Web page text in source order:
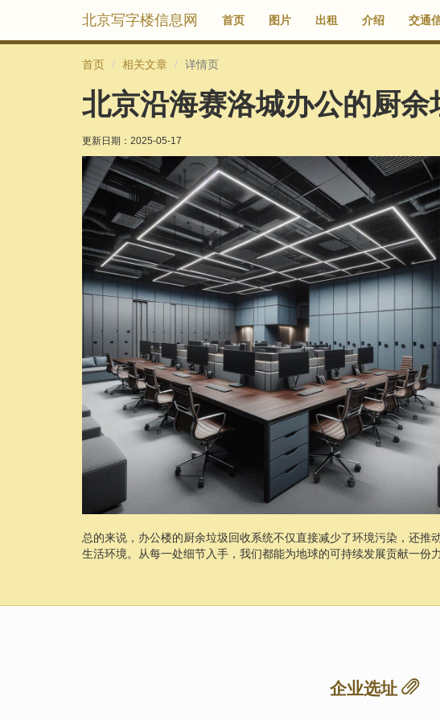
北京写字楼信息网 首页 图片 出租 介绍 交通
首页 相关文章 详情页
北京沿海赛洛城办公的厨
更新日期： 2025-05-17
总的来说，办公楼的厨余垃圾回收系统不仅直接减少了环境污染，还
生活环境。从每一处细节入手，我们都能为地球的可持续发展贡献一份力
企业选址